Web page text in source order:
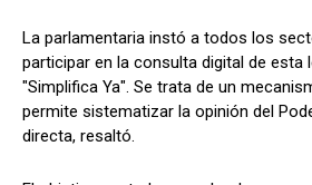
La parlamentaria instó a todos los
participar en la consulta digital de esta
"Simplifica Ya". Se trata de un
permite sistematizar la opinión del
directa, resaltó.